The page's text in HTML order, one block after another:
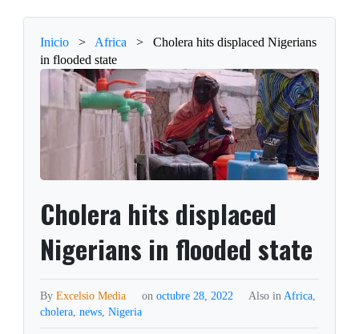
Inicio > Africa >
Cholera hits displaced Nigerians
in flooded state
Cholera hits displaced
Nigerians in flooded state
ByExcelsio Media on octubre 28, 2022 Also inAfrica,
cholera,news,Nigeria